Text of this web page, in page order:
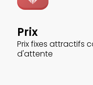
Prix
Prix fixes attractifs
d'attente